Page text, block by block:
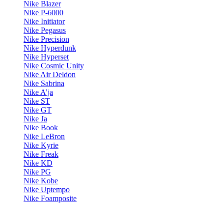
Nike Blazer
Nike P-6000
Nike Initiator
Nike Pegasus
Nike Precision
Nike Hyperdunk
Nike Hyperset
Nike Cosmic Unity
Nike Air Deldon
Nike Sabrina
Nike A’ja
Nike ST
Nike GT
Nike Ja
Nike Book
Nike LeBron
Nike Kyrie
Nike Freak
Nike KD
Nike PG
Nike Kobe
Nike Uptempo
Nike Foamposite